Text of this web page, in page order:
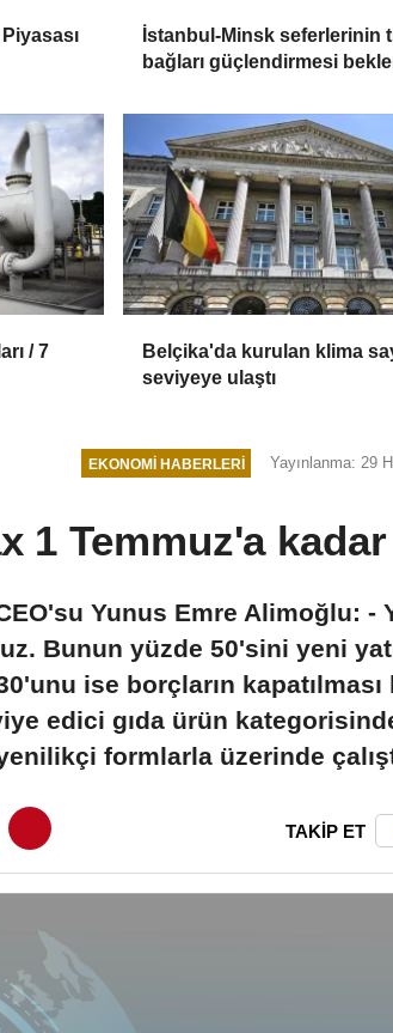
İstanbul-Minsk seferlerinin
bağları güçlendirmesi
/ 7
Belçika'da kurulan klima
seviyeye ulaştı
EKONOMI HABERLERI Yayınlanma: 29
1 Temmuz'a
Yunus Emre Alimoğlu: -
Bunun yüzde 50'sini yeni
ise borçların
edici gıda ürün
formlarla üzerinde
TAKİP ET